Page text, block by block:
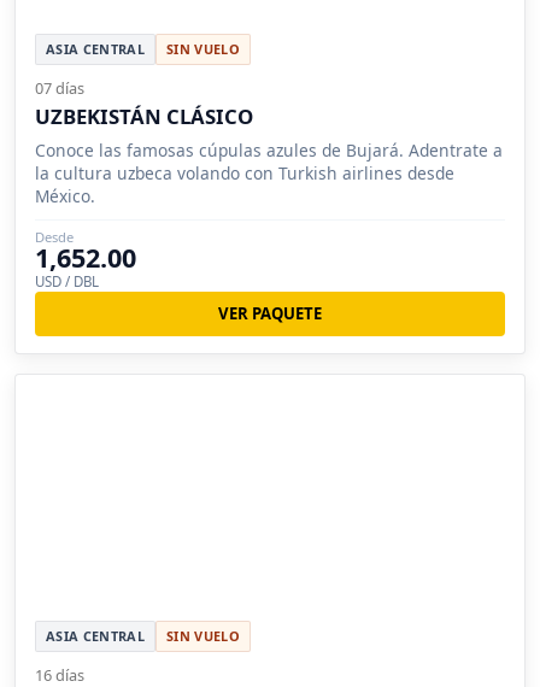
ASIA CENTRAL SIN VUELO
07 días
UZBEKISTÁN CLÁSICO
Conoce las famosas cúpulas azules de Bujará. Adentrate a
la cultura uzbeca volando con Turkish airlines desde
México.
Desde
1,652.00
USD / DBL
VER PAQUETE
ASIA CENTRAL SIN VUELO
16 días